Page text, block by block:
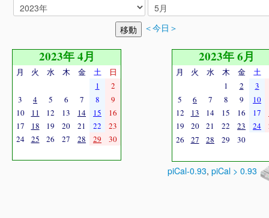
＜今日＞
2023年 4月
月 火 水 木 金 土
日
1
2
3
4 5 6 7 8
9
10
11 12 13 14 15
16
17
18 19 20 21 22
23
24
25 26 27 28 29 30
2023年 6月
月 火 水 木 金 土
1
2
3
5
6 7 8 9 10
12
13 14 15 16 17
19
20 21 22 23 24
26
27 28 29 30
piCal-0.93, piCal > 0.93